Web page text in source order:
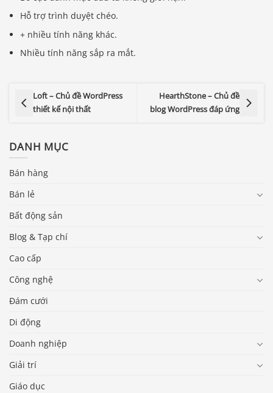
Hỗ trợ trình duyệt chéo.
+ nhiều tính năng khác.
Nhiều tính năng sắp ra mắt.
Loft – Chủ đề WordPress
thiết kế nội thất
HearthStone – Chủ đề
blog WordPress đáp ứng
DANH MỤC
Bán hàng
Bán lẻ
Bất động sản
Blog & Tạp chí
Cao cấp
Công nghệ
Đám cưới
Di động
Doanh nghiệp
Giải trí
Giáo dục